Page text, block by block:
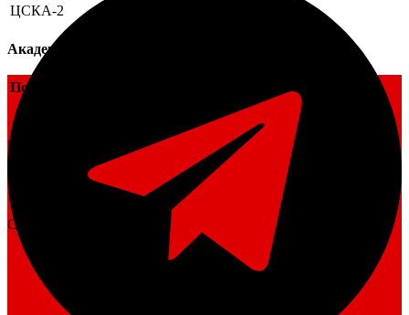
ЦСКА-2
Академия ПФК Спартак
Позиция
ЦСКА-2
От